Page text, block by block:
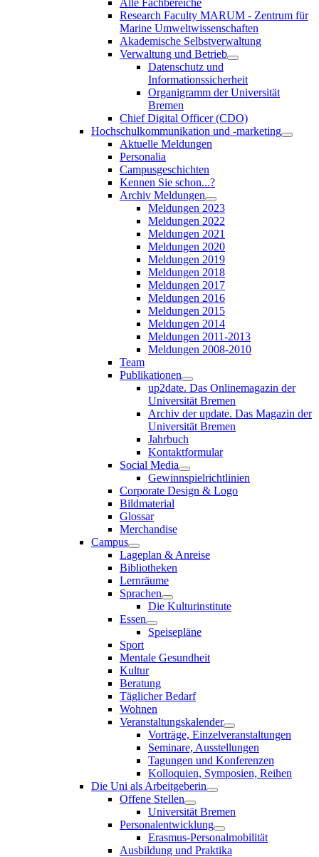
Research Faculty MARUM - Zentrum für
Marine Umweltwissenschaften
Akademische Selbstverwaltung
Verwaltung und Betrieb
Datenschutz und
Informationssicherheit
Organigramm der Universität
Bremen
Chief Digital Officer (CDO)
Hochschulkommunikation und -marketing
Aktuelle Meldungen
Personalia
Campusgeschichten
Kennen Sie schon...?
Archiv Meldungen
Meldungen 2023
Meldungen 2022
Meldungen 2021
Meldungen 2020
Meldungen 2019
Meldungen 2018
Meldungen 2017
Meldungen 2016
Meldungen 2015
Meldungen 2014
Meldungen 2011-2013
Meldungen 2008-2010
Team
Publikationen
up2date. Das Onlinemagazin der
Universität Bremen
Archiv der update. Das Magazin der
Universität Bremen
Jahrbuch
Kontaktformular
Social Media
Gewinnspielrichtlinien
Corporate Design & Logo
Bildmaterial
Glossar
Merchandise
Campus
Lageplan & Anreise
Bibliotheken
Lernräume
Sprachen
Die Kulturinstitute
Essen
Speisepläne
Sport
Mentale Gesundheit
Kultur
Beratung
Täglicher Bedarf
Wohnen
Veranstaltungskalender
Vorträge, Einzelveranstaltungen
Seminare, Ausstellungen
Tagungen und Konferenzen
Kolloquien, Symposien, Reihen
Die Uni als Arbeitgeberin
Offene Stellen
Universität Bremen
Personalentwicklung
Erasmus-Personalmobilität
Ausbildung und Praktika